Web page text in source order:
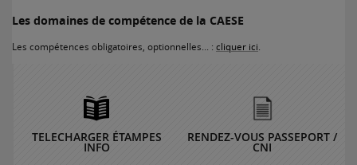
Les domaines de compétence de la CAESE
Les compétences obligatoires, optionnelles… : cliquer ici.
TELECHARGER ÉTAMPES
INFO
RENDEZ-VOUS PASSEPORT /
CNI